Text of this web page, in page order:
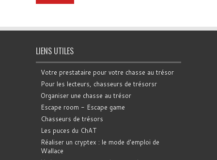
LIENS UTILES
Votre prestataire pour votre chasse au trésor
Pour les lecteurs, chasseurs de trésorsr
Organiser une chasse au trésor
Escape room - Escape game
Chasseurs de trésors
Les puces du ChAT
Réaliser un cryptex : le mode d'emploi de
Wallace